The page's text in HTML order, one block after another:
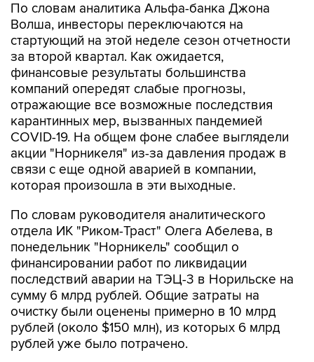
По словам аналитика Альфа-банка Джона
Волша, инвесторы переключаются на
стартующий на этой неделе сезон отчетности
за второй квартал. Как ожидается,
финансовые результаты большинства
компаний опередят слабые прогнозы,
отражающие все возможные последствия
карантинных мер, вызванных пандемией
COVID-19. На общем фоне слабее выглядели
акции "Норникеля" из-за давления продаж в
связи с еще одной аварией в компании,
которая произошла в эти выходные.
По словам руководителя аналитического
отдела ИК "Риком-Траст" Олега Абелева, в
понедельник "Норникель" сообщил о
финансировании работ по ликвидации
последствий аварии на ТЭЦ-3 в Норильске на
сумму 6 млрд рублей. Общие затраты на
очистку были оценены примерно в 10 млрд
рублей (около $150 млн), из которых 6 млрд
рублей уже было потрачено.